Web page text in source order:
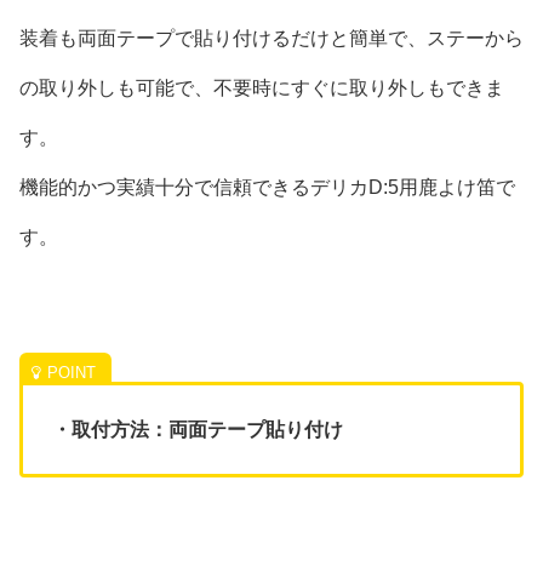
装着も両面テープで貼り付けるだけと簡単で、ステーから
の取り外しも可能で、不要時にすぐに取り外しもできま
す。
機能的かつ実績十分で信頼できるデリカD:5用鹿よけ笛で
す。
・取付方法：両面テープ貼り付け